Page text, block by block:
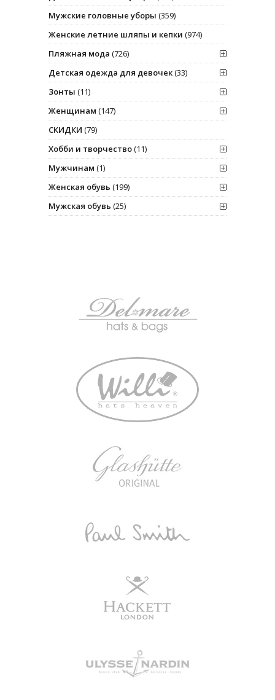
Мужские головные уборы (359)
Женские летние шляпы и кепки (974)
Пляжная мода (726)
Детская одежда для девочек(33)
Зонты (11)
Женщинам (147)
СКИДКИ (79)
Хобби и творчество(11)
Мужчинам (1)
Женская обувь (199)
Мужская обувь (25)